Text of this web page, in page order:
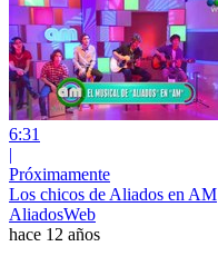
6:31
|
Próximamente
Los chicos de Aliados en AM
AliadosWeb
hace 12 años